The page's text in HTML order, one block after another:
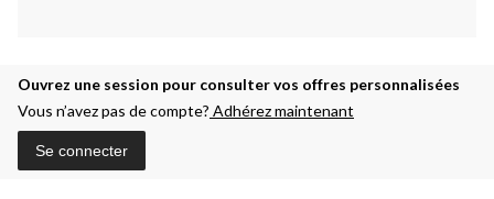
Ouvrez une session pour consulter vos offres personnalisées
Vous n’avez pas de compte? Adhérez maintenant
Se connecter